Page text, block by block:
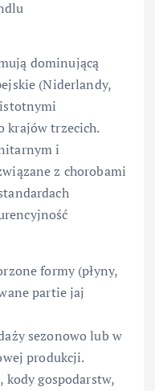
dominującą
(Niderlandy,
krajów trzecich.
i
z chorobami
formy (płyny,
partie jaj
sezonowo lub w
produkcji.
kody gospodarstw,